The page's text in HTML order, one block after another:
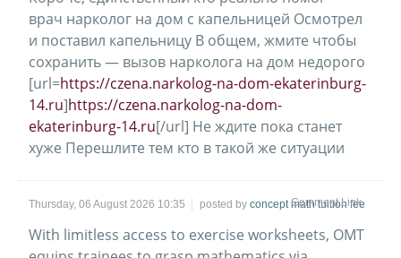
врач нарколог на дом с капельницей Осмотрел
и поставил капельницу В общем, жмите чтобы
сохранить — вызов нарколога на дом недорого
[url=https://czena.narkolog-na-dom-ekaterinburg-
14.ru]https://czena.narkolog-na-dom-
ekaterinburg-14.ru[/url] Не ждите пока станет
хуже Перешлите тем кто в такой же ситуации
Thursday, 06 August 2026 10:35 posted by concept math tuition fee
Comment Link
With limitless access to exercise worksheets, OMT